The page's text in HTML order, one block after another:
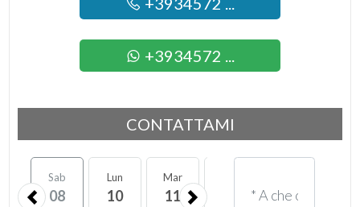
+3934572 ...
CONTATTAMI
Sab
08
Lun
10
Mar
11 13